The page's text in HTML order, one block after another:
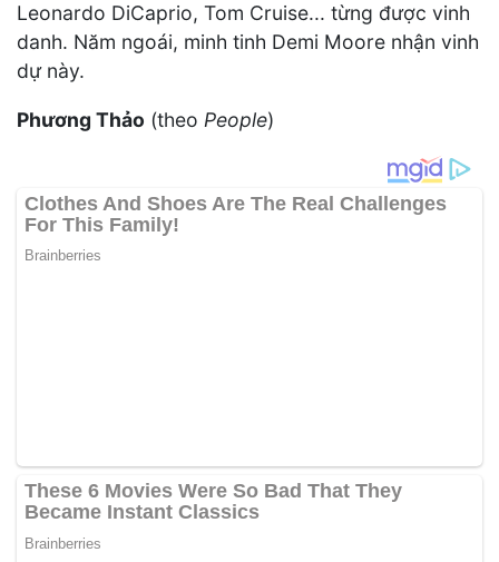
Leonardo DiCaprio, Tom Cruise... từng được vinh
danh. Năm ngoái, minh tinh Demi Moore nhận vinh
dự này.
Phương Thảo (theo People)